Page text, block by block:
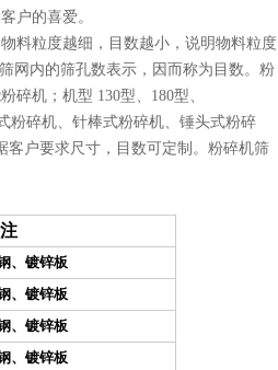
户的喜爱。
料粒度越细，目数越小，说明物料粒度
网内的筛孔数表示，因而称为目数。粉
碎机；机型 130型、180型、
粉碎机、针棒式粉碎机、锤头式粉碎
客户要求尺寸，目数可定制。粉碎机筛
、镀锌板
、镀锌板
、镀锌板
、镀锌板